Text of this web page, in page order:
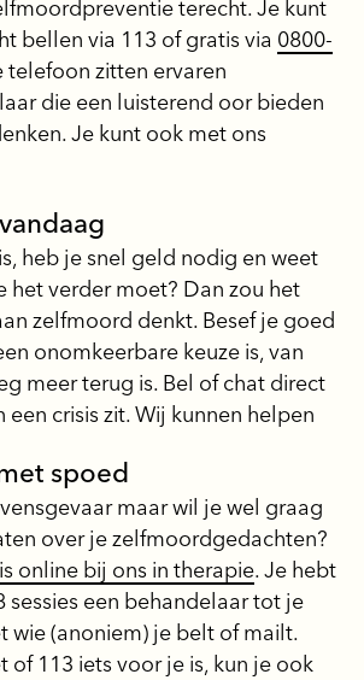
terecht. Je kunt
bellen via 113 of gratis via 0800-
telefoon zitten ervaren
die een luisterend oor bieden
Je kunt ook met ons
heb je snel geld nodig en weet
het verder moet? Dan zou het
zelfmoord denkt. Besef je goed
onomkeerbare keuze is, van
meer terug is. Bel of chat direct
een crisis zit. Wij kunnen helpen
spoed
maar wil je wel graag
over je zelfmoordgedachten?
online bij ons in therapie. Je hebt
sessies een behandelaar tot je
wie (anoniem) je belt of mailt.
of 113 iets voor je is, kun je ook